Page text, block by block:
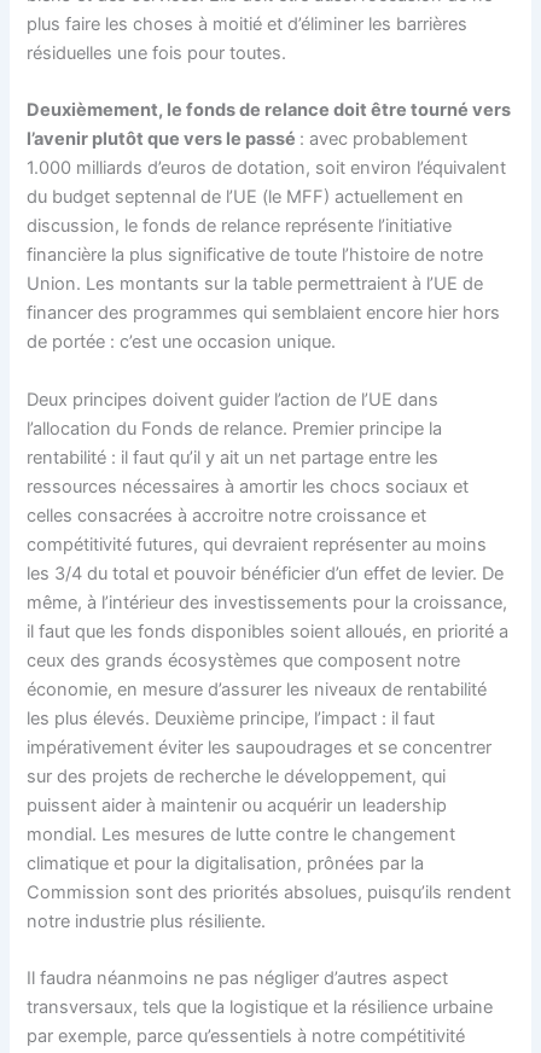
plus faire les choses à moitié et d’éliminer les barrières
résiduelles une fois pour toutes.
Deuxièmement, le fonds de relance doit être tourné vers
l’avenir plutôt que vers le passé : avec probablement
1.000 milliards d’euros de dotation, soit environ l’équivalent
du budget septennal de l’UE (le MFF) actuellement en
discussion, le fonds de relance représente l’initiative
financière la plus significative de toute l’histoire de notre
Union. Les montants sur la table permettraient à l’UE de
financer des programmes qui semblaient encore hier hors
de portée : c’est une occasion unique.
Deux principes doivent guider l’action de l’UE dans
l’allocation du Fonds de relance. Premier principe la
rentabilité : il faut qu’il y ait un net partage entre les
ressources nécessaires à amortir les chocs sociaux et
celles consacrées à accroitre notre croissance et
compétitivité futures, qui devraient représenter au moins
les 3/4 du total et pouvoir bénéficier d’un effet de levier. De
même, à l’intérieur des investissements pour la croissance,
il faut que les fonds disponibles soient alloués, en priorité a
ceux des grands écosystèmes que composent notre
économie, en mesure d’assurer les niveaux de rentabilité
les plus élevés. Deuxième principe, l’impact : il faut
impérativement éviter les saupoudrages et se concentrer
sur des projets de recherche le développement, qui
puissent aider à maintenir ou acquérir un leadership
mondial. Les mesures de lutte contre le changement
climatique et pour la digitalisation, prônées par la
Commission sont des priorités absolues, puisqu’ils rendent
notre industrie plus résiliente.
Il faudra néanmoins ne pas négliger d’autres aspect
transversaux, tels que la logistique et la résilience urbaine
par exemple, parce qu’essentiels à notre compétitivité